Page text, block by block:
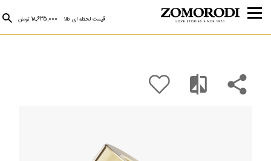
قیمت لحظه ای طلا 18,635,000 تومان